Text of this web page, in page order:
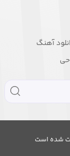
آهنگ
شده است